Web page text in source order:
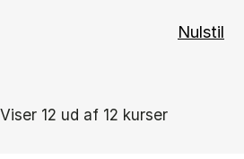
Viser 12 ud af 12 kurser